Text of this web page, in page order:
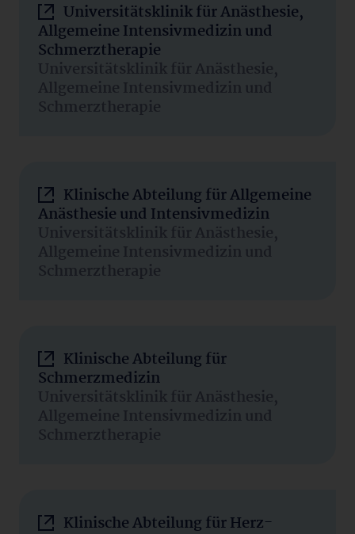
Universitätsklinik für Anästhesie,
Allgemeine Intensivmedizin und
Schmerztherapie
Universitätsklinik für Anästhesie,
Allgemeine Intensivmedizin und
Schmerztherapie
Klinische Abteilung für Allgemeine
Anästhesie und Intensivmedizin
Universitätsklinik für Anästhesie,
Allgemeine Intensivmedizin und
Schmerztherapie
Klinische Abteilung für
Schmerzmedizin
Universitätsklinik für Anästhesie,
Allgemeine Intensivmedizin und
Schmerztherapie
Klinische Abteilung für Herz-